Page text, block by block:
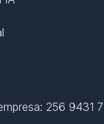
256